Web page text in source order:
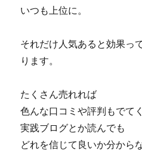
いつも上位に。
それだけ人気あると効果っ
ります。
たくさん売れれば
色んな口コミや評判もでて
実践ブログとか読んでも
どれを信じて良いか分から